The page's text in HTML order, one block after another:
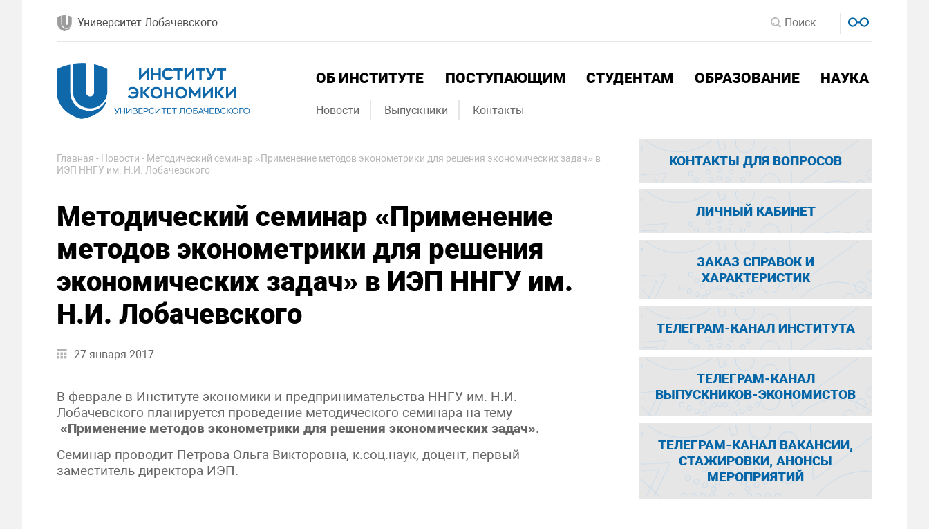
Университет Лобачевского
ОБ ИНСТИТУТЕ ПОСТУПАЮЩИМ СТУДЕНТАМ ОБРАЗОВАНИЕ НАУКА
Новости Выпускники Контакты
Главная - Новости - Методический семинар «Применение методов эконометрики для решения экономических задач» в
ИЭП ННГУ им. Н.И. Лобачевского
Методический семинар «Применение
методов эконометрики для решения
экономических задач» в ИЭП ННГУ им.
Н.И. Лобачевского
27 января 2017
В феврале в Институте экономики и предпринимательства ННГУ им. Н.И.
Лобачевского планируется проведение методического семинара на тему
«Применение методов эконометрики для решения экономических задач».
Семинар проводит Петрова Ольга Викторовна, к.соц.наук, доцент, первый
заместитель директора ИЭП.
КОНТАКТЫ ДЛЯ ВОПРОСОВ
ЛИЧНЫЙ КАБИНЕТ
ЗАКАЗ СПРАВОК И
ХАРАКТЕРИСТИК
ТЕЛЕГРАМ-КАНАЛ ИНСТИТУТА
ТЕЛЕГРАМ-КАНАЛ
ВЫПУСКНИКОВ-ЭКОНОМИСТОВ
ТЕЛЕГРАМ-КАНАЛ ВАКАНСИИ,
СТАЖИРОВКИ, АНОНСЫ
МЕРОПРИЯТИЙ